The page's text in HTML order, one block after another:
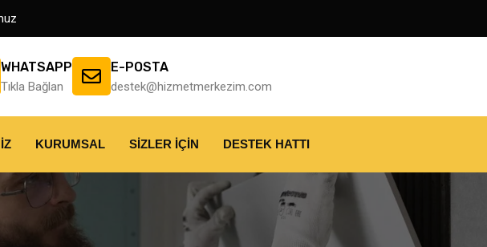
WHATSAPP
Tıkla Bağlan
E-POSTA
destek@hizmetmerkezim.com
KURUMSAL SIZLER İÇIN DESTEK HATTI